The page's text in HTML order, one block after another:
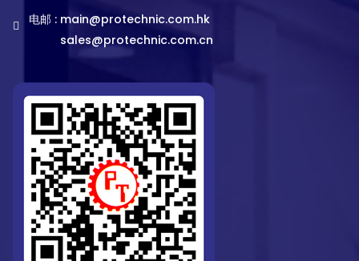
电邮 : main@protechnic.com.hk
sales@protechnic.com.cn